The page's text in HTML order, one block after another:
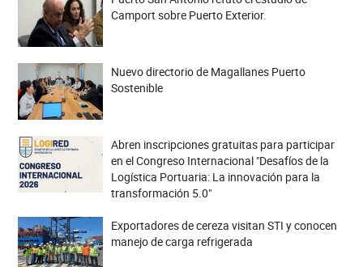
Camport sobre Puerto Exterior.
Nuevo directorio de Magallanes Puerto
Sostenible
Abren inscripciones gratuitas para participar
en el Congreso Internacional "Desafíos de la
Logística Portuaria: La innovación para la
transformación 5.0"
Exportadores de cereza visitan STI y conocen
manejo de carga refrigerada